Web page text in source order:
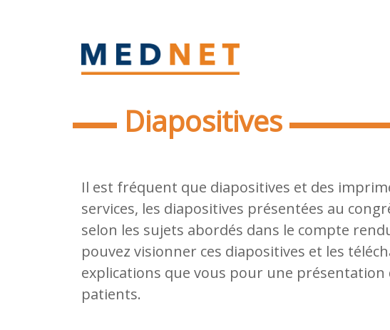
Diapositives
Il est fréquent que diapositives et des
services, les diapositives présentées au
selon les sujets abordés dans le compte
pouvez visionner ces diapositives et les
explications que vous pour une présentation
patients.